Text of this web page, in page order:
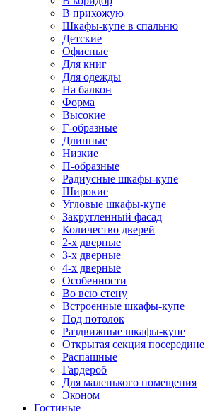
В прихожую
Шкафы-купе в спальню
Детские
Офисные
Для книг
Для одежды
На балкон
Форма
Высокие
Г-образные
Длинные
Низкие
П-образные
Радиусные шкафы-купе
Широкие
Угловые шкафы-купе
Закругленный фасад
Количество дверей
2-х дверные
3-х дверные
4-х дверные
Особенности
Во всю стену
Встроенные шкафы-купе
Под потолок
Раздвижные шкафы-купе
Открытая секция посередине
Распашные
Гардероб
Для маленького помещения
Эконом
Гостиные